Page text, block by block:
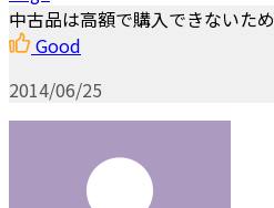
中古品は高額で購入できないため
Good
2014/06/25